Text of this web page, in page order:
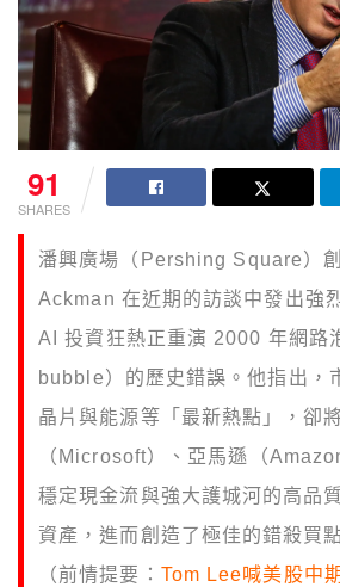
91
SHARES
潘興廣場（Pershing Square）
Ackman 在近期的訪談中發出強
AI 投資狂熱正重演 2000 年網路
bubble）的歷史錯誤。他指出，
晶片與能源等「最新熱點」，卻
（Microsoft）、亞馬遜（
穩定現金流與強大護城河的高品
資產，進而創造了極佳的錯殺買
（前情提要： Tom Lee喊美股中